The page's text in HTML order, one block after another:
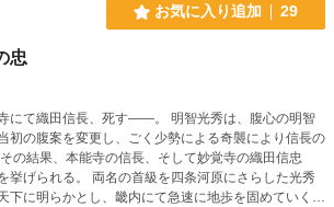
お気に入り追加 29
忠
長、死す――。 明智光秀は、腹心の明智
初の腹案を変更し、ごく少勢による奇襲により信長の
を四条河原にさらした光秀
下に明らかとし、畿内にて急速に地歩を固めていく。